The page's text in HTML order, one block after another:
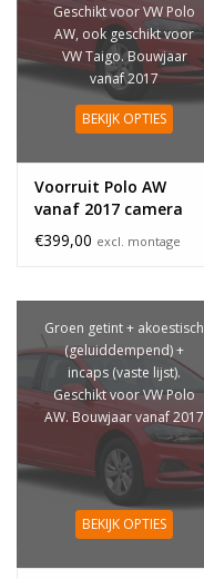
Geschikt voor VW Polo
AW, ook geschikt voor
VW Taigo. Bouwjaar
vanaf 2017
BEKIJK OPTIES
Voorruit Polo AW
vanaf 2017 camera
€399,00 excl. montage
Groen getint + akoestisch
(geluiddempend) +
incaps (vaste lijst).
Geschikt voor VW Polo
AW. Bouwjaar vanaf 2017
BEKIJK OPTIES